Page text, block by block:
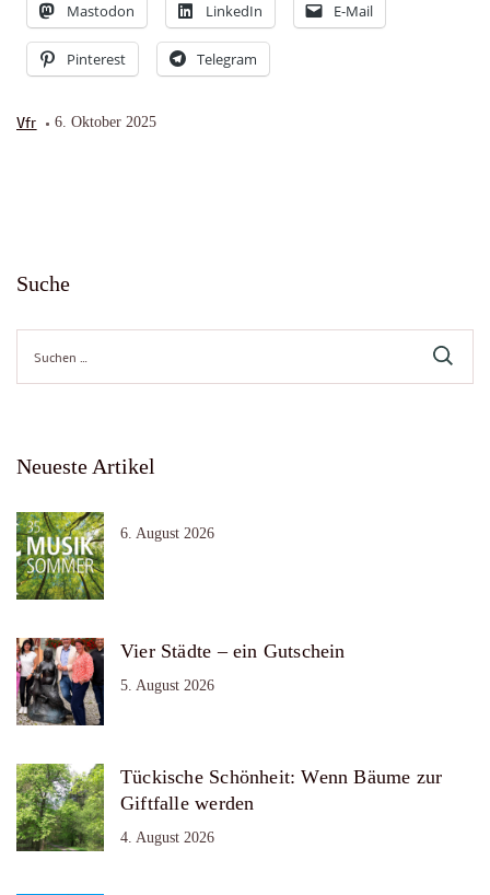
Mastodon LinkedIn E-Mail
Pinterest Telegram
Vfr 6. Oktober 2025
Suche
nach:
Neueste Artikel
6. August 2026
Vier Städte – ein Gutschein
5. August 2026
Tückische Schönheit: Wenn Bäume zur
Giftfalle werden
4. August 2026